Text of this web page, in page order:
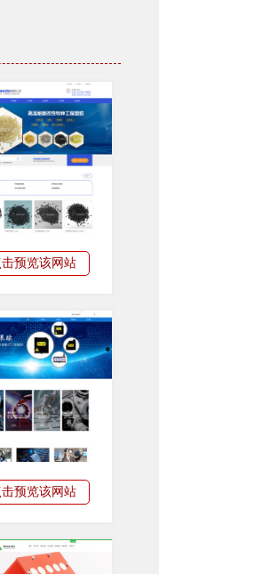
击预览该网站
击预览该网站